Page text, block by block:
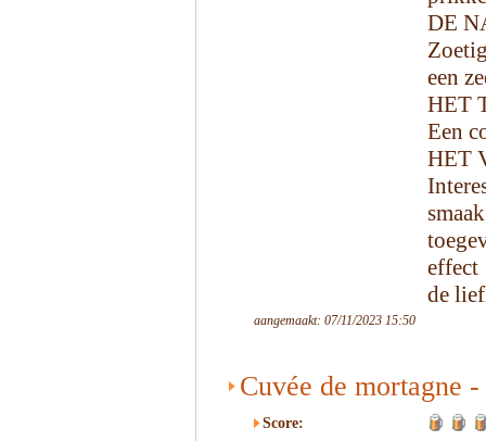
DE
een
HET
Een
HET
de
aangemaakt: 07/11/2023 15:50
Cuvée de mortagne
Score: